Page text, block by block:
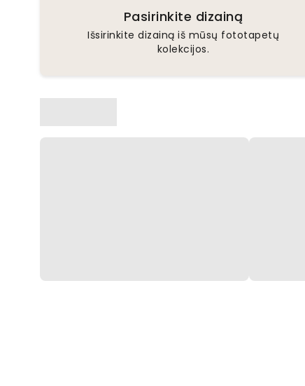
Pasirinkite dizainą
Išsirinkite dizainą iš mūsų fototapetų
kolekcijos.